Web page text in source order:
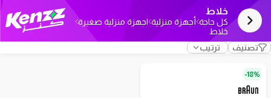
خلاط
كل حاجة أجهزة منزلية اجهزة منزلية صغيرة
خلاط
تصنيف
ترتيب
18%-